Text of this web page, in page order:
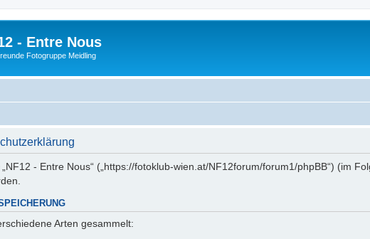
- Entre Nous
Fotogruppe Meidling
- Entre Nous“ („https://fotoklub-wien.at/NF12forum/forum1/phpBB“) (im
Arten gesammelt: